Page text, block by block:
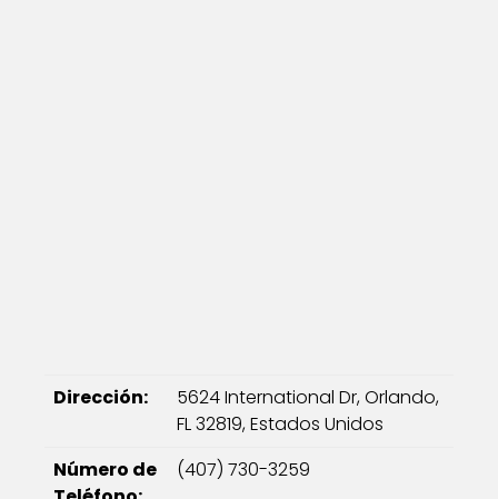
Dirección:
5624 International Dr, Orlando,
FL 32819, Estados Unidos
Número de
(407) 730-3259